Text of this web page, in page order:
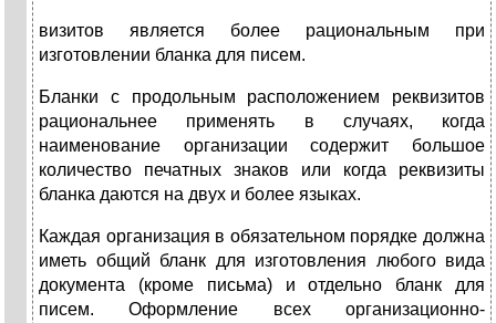
визитов является более рациональным при
изготовлении бланка для писем.
Бланки с продольным расположением реквизитов
рациональнее применять в случаях, когда
наименование организации содержит большое
количество печатных знаков или когда реквизиты
бланка даются на двух и более языках.
Каждая организация в обязательном порядке должна
иметь об­щий бланк для изготовления любого вида
документа (кроме пись­ма) и отдельно бланк для
писем. Оформление всех организацион­но-